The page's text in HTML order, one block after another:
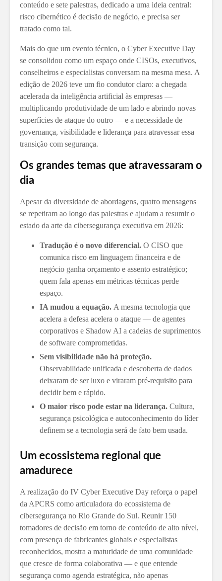
conteúdo e sete palestras, dedicado a uma ideia central:
risco cibernético é decisão de negócio, e precisa ser
tratado como tal.
Mais do que um evento técnico, o Cyber Executive Day
se consolidou como um espaço onde CISOs, executivos,
conselheiros e especialistas conversam na mesma mesa. A
edição de 2026 teve um fio condutor claro: a chegada
acelerada da inteligência artificial às empresas —
multiplicando produtividade de um lado e abrindo novas
superfícies de ataque do outro — e a necessidade de
governança, visibilidade e liderança para atravessar essa
transição com segurança.
Os grandes temas que atravessaram o
dia
Apesar da diversidade de abordagens, quatro mensagens
se repetiram ao longo das palestras e ajudam a resumir o
estado da arte da cibersegurança executiva em 2026:
Tradução é o novo diferencial. O CISO que
comunica risco em linguagem financeira e de
negócio ganha orçamento e assento estratégico;
quem fala apenas em métricas técnicas perde
espaço.
IA mudou a equação. A mesma tecnologia que
acelera a defesa acelera o ataque — de agentes
corporativos e Shadow AI a cadeias de suprimentos
de software comprometidas.
Sem visibilidade não há proteção.
Observabilidade unificada e descoberta de dados
deixaram de ser luxo e viraram pré-requisito para
decidir bem e rápido.
O maior risco pode estar na liderança. Cultura,
segurança psicológica e autoconhecimento do líder
definem se a tecnologia será de fato bem usada.
Um ecossistema regional que
amadurece
A realização do IV Cyber Executive Day reforça o papel
da APCRS como articuladora do ecossistema de
cibersegurança no Rio Grande do Sul. Reunir 150
tomadores de decisão em torno de conteúdo de alto nível,
com presença de fabricantes globais e especialistas
reconhecidos, mostra a maturidade de uma comunidade
que cresce de forma colaborativa — e que entende
segurança como agenda estratégica, não apenas